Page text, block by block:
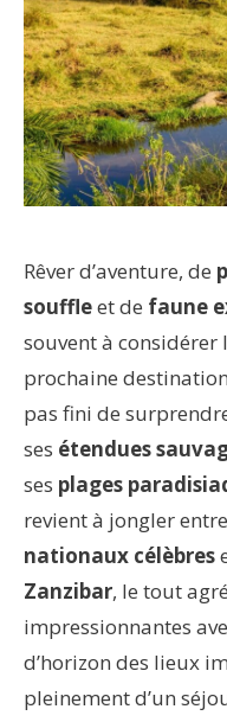
Rêver d’aventure, de
souffleet de faune
souvent à considérer
prochaine
pas fini de
ses étendues
ses plages
revient à jongler entre
nationaux célèbres
Zanzibar, le tout
impressionnantes
d’horizon des lieux
pleinement d’un